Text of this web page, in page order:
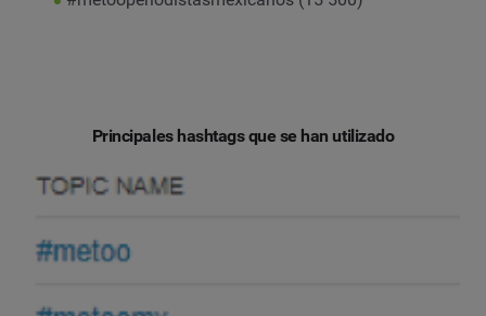
Principales hashtags que se han utilizado